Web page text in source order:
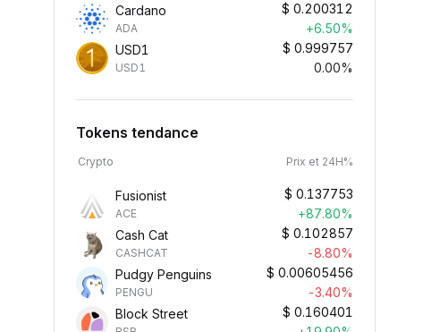
Cardano
ADA
$ 0.200312
+6.50%
USD1
USD1
$ 0.999757
0.00%
Tokens tendance
Crypto Prix et 24H%
Fusionist
ACE
$ 0.137753
+87.80%
Cash Cat
CASHCAT
$ 0.102857
-8.80%
Pudgy Penguins
PENGU
$ 0.00605456
-3.40%
Block Street
$ 0.160401